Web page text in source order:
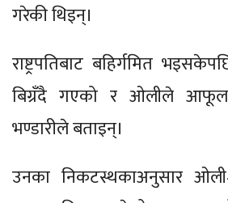
गरेकी थिइन्।
राष्ट्रपतिबाट बहिर्गमित
बिग्रँदै गएको र ओलीले
भण्डारीले बताइन्।
उनका निकटस्थकाअनुसार